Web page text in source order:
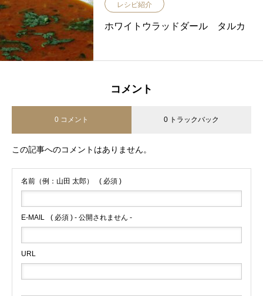
レシピ紹介
ホワイトウラッドダール タルカ
コメント
0 コメント 0 トラックバック
この記事へのコメントはありません。
名前（例：山田 太郎） ( 必須 )
E-MAIL ( 必須 ) - 公開されません -
URL